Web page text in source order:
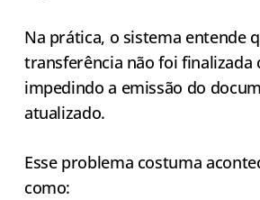
Na prática, o sistema entende
transferência não foi finalizada
impedindo a emissão do
atualizado.
Esse problema costuma
como: